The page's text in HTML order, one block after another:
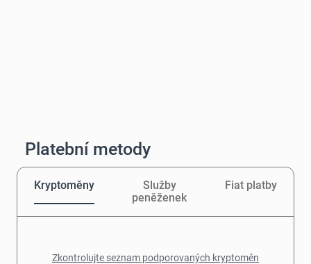
Platební metody
Kryptoměny
Služby
peněženek
Fiat platby
Zkontrolujte seznam podporovaných kryptoměn